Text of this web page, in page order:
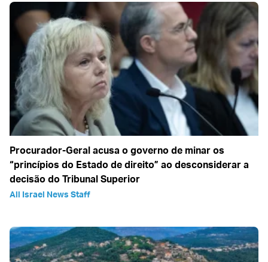
Procurador-Geral acusa o governo de minar os
“princípios do Estado de direito” ao desconsiderar a
decisão do Tribunal Superior
All Israel News Staff